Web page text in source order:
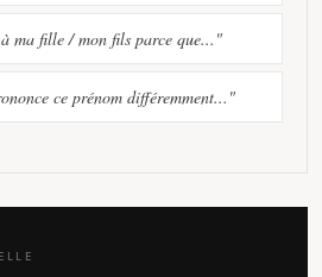
ma fille / mon fils parce que..."
ce prénom différemment..."